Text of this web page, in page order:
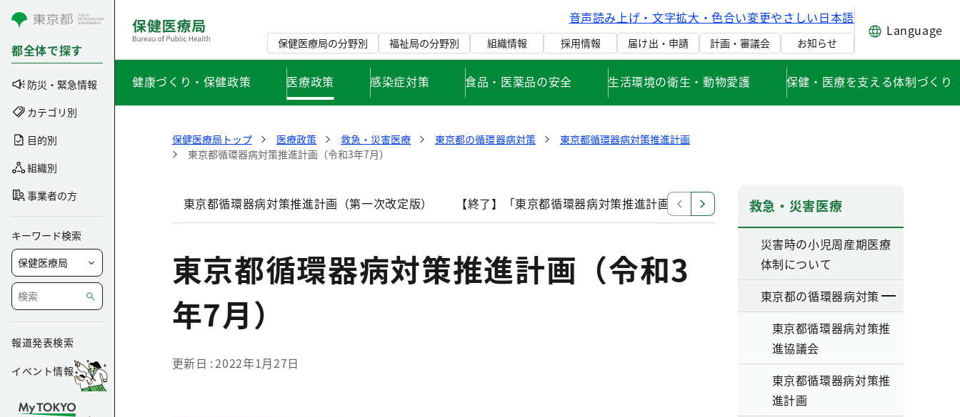
コンテンツにスキップ
都全体で探す
防災・緊急情報
カテゴリ別
目的別
組織別
事業者の方
キーワード検索
報道発表検索
イベント情報
音声読み上げ・文字拡大・色合い変更やさしい日本語
保健医療局の分野別 福祉局の分野別 組織情報 採用情報 届け出・申請 計画・審議会 お知らせ
Language
健康づくり・保健政策 医療政策 感染症対策 食品・医薬品の安全 生活環境の衛生・動物愛護 保健・医療を支える体制づくり
保健医療局トップ 医療政策 救急・災害医療 東京都の循環器病対策
東京都循環器病対策推進計画
東京都循環器病対策推進計画（令和3年7月）
東京都循環器病対策推進計画（第一次改定版） 【終了】「東京都循環器病対策推進計画（第一次改定案）」について御意見を募集します
東京都循環器病対策推進計画（令和3
年7月）
更新日 2022年1月27日
救急・災害医療
災害時の小児周産期医療
体制について
東京都の循環器病対策
東京都循環器病対策推
進協議会
東京都循環器病対策推
進計画